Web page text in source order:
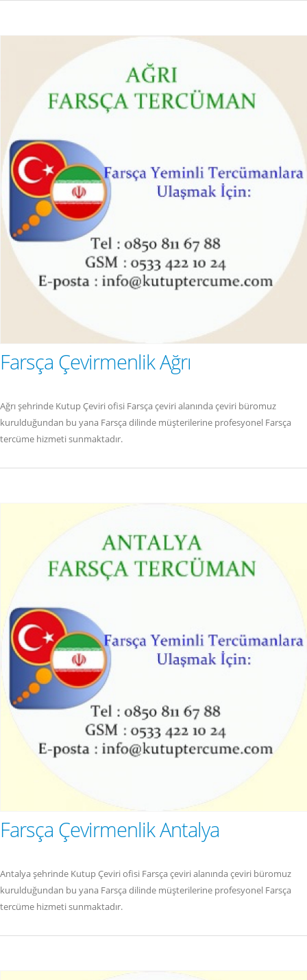
Farsça Çevirmenlik Ağrı
Ağrı şehrinde Kutup Çeviri ofisi Farsça çeviri alanında çeviri büromuz
kurulduğundan bu yana Farsça dilinde müşterilerine profesyonel Farsça
tercüme hizmeti sunmaktadır.
Farsça Çevirmenlik Antalya
Antalya şehrinde Kutup Çeviri ofisi Farsça çeviri alanında çeviri büromuz
kurulduğundan bu yana Farsça dilinde müşterilerine profesyonel Farsça
tercüme hizmeti sunmaktadır.